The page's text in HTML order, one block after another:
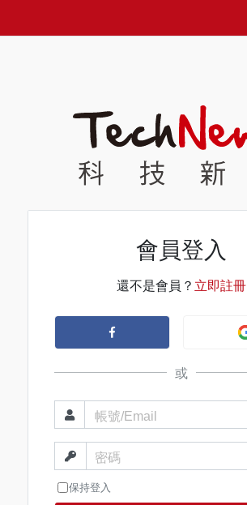
會員登入
還不是會員？ 立即註冊
或
帳號/Email
密碼
保持登入